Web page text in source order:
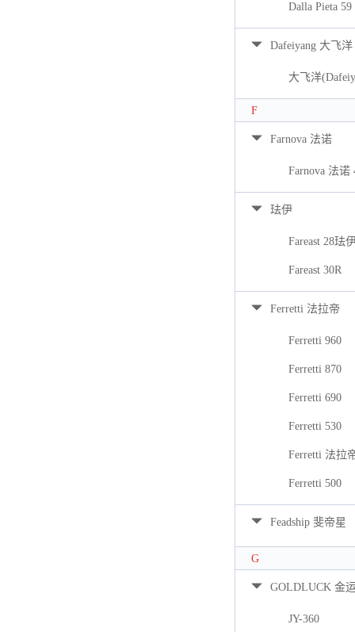
Dalla Pieta 59
Dafeiyang 大飞洋
大飞洋
F
Farnova 法诺
Farnova 法诺
珐伊
Fareast 28珐
Fareast 30R
Ferretti 法拉帝
Ferretti 960
Ferretti 870
Ferretti 690
Ferretti 530
Ferretti 法拉
Ferretti 500
Feadship 斐帝星
G
GOLDLUCK 金
JY-360